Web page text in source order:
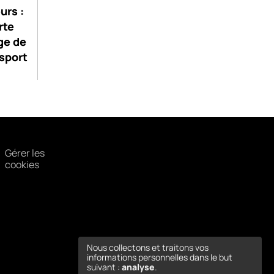
:
de
Gérer les
cookies
Nous collectons et traitons vos
informations personnelles dans le but
suivant : analyse.